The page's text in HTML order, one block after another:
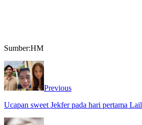
Sumber:HM
Previous
Ucapan sweet Jekfer pada hari pertama